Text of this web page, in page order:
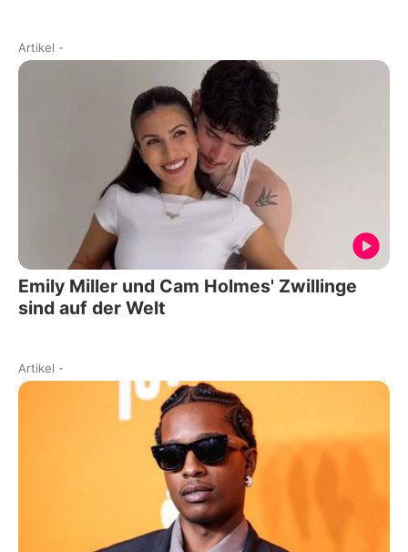
Artikel -
Emily Miller und Cam Holmes' Zwillinge
sind auf der Welt
Artikel -